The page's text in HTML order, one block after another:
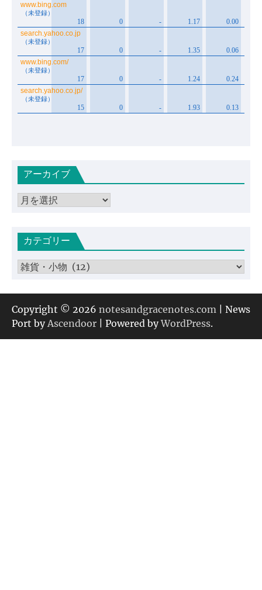
アーカイブ
ア
イカテゴリー
カ
ゴ
リ
ー
Copyright © 2026 notesandgracenotes.com | News
Port byAscendoor | Powered byWordPress.